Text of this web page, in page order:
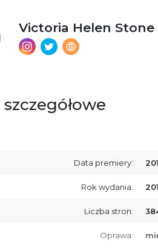
Victoria Helen Stone
Data premiery:
Rok wydania:
Liczba stron:
Oprawa: